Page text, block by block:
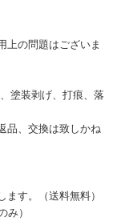
上の問題はございま
塗装剥げ、打痕、落
品、交換は致しかね
す。（送料無料）
み）